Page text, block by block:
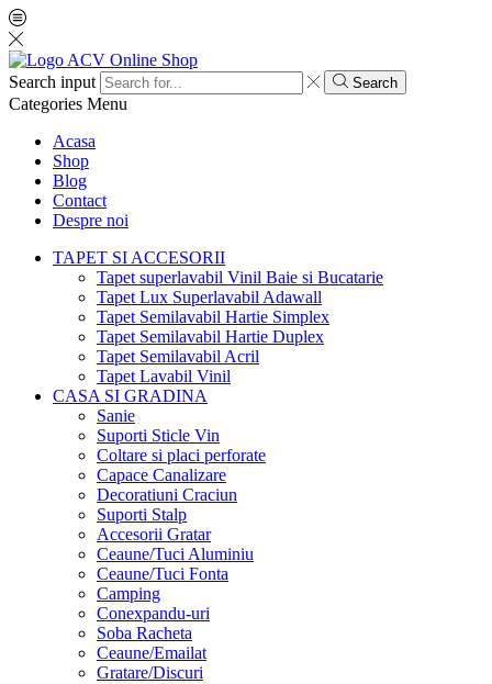
Search input Search
Categories Menu
Acasa
Shop
Blog
Contact
Despre noi
TAPET SI ACCESORII
Tapet superlavabil Vinil Baie si Bucatarie
Tapet Lux Superlavabil Adawall
Tapet Semilavabil Hartie Simplex
Tapet Semilavabil Hartie Duplex
Tapet Semilavabil Acril
Tapet Lavabil Vinil
CASA SI GRADINA
Sanie
Suporti Sticle Vin
Coltare si placi perforate
Capace Canalizare
Decoratiuni Craciun
Suporti Stalp
Accesorii Gratar
Ceaune/Tuci Aluminiu
Ceaune/Tuci Fonta
Camping
Conexpandu-uri
Soba Racheta
Ceaune/Emailat
Gratare/Discuri